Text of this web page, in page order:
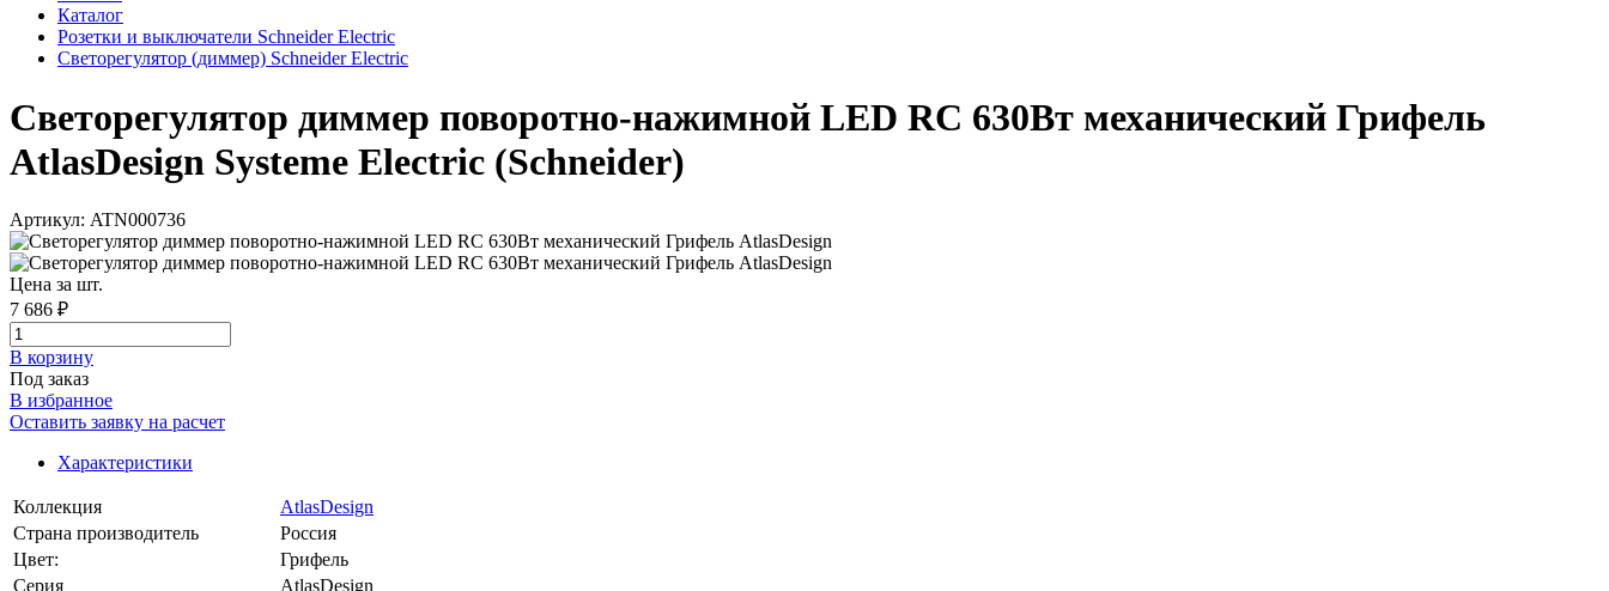
Каталог
Розетки и выключатели Schneider Electric
Светорегулятор (диммер) Schneider Electric
Светорегулятор диммер поворотно-нажимной LED RC 630Вт механический Грифель
AtlasDesign Systeme Electric (Schneider)
Артикул: ATN000736
Цена за шт.
7 686 ₽
В корзинy
Под заказ
В избранное
Оставить заявку на расчет
Характеристики
Коллекция
AtlasDesign
Страна производитель
Россия
Цвет:
Грифель
Серия
AtlasDesign